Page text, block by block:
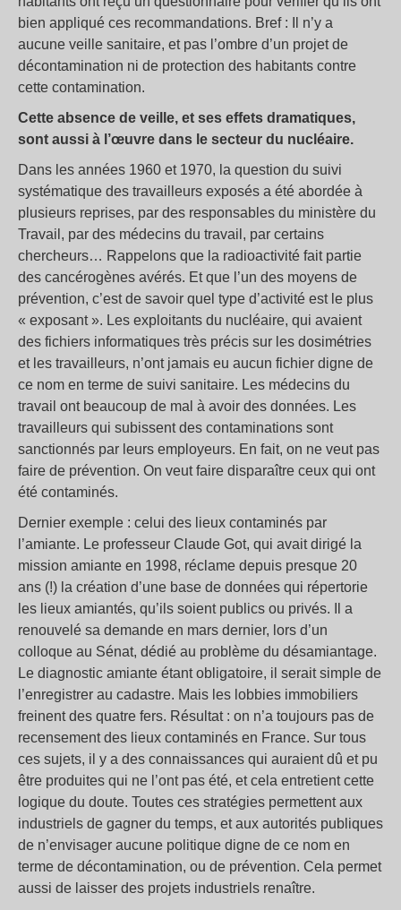
bien appliqué ces recommandations. Bref : Il n’y a
aucune veille sanitaire, et pas l’ombre d’un projet de
décontamination ni de protection des habitants contre
cette contamination.
Cette absence de veille, et ses effets dramatiques,
sont aussi à l’œuvre dans le secteur du nucléaire.
Dans les années 1960 et 1970, la question du suivi
systématique des travailleurs exposés a été abordée à
plusieurs reprises, par des responsables du ministère du
Travail, par des médecins du travail, par certains
chercheurs… Rappelons que la radioactivité fait partie
des cancérogènes avérés. Et que l’un des moyens de
prévention, c’est de savoir quel type d’activité est le plus
« exposant ». Les exploitants du nucléaire, qui avaient
des fichiers informatiques très précis sur les dosimétries
et les travailleurs, n’ont jamais eu aucun fichier digne de
ce nom en terme de suivi sanitaire. Les médecins du
travail ont beaucoup de mal à avoir des données. Les
travailleurs qui subissent des contaminations sont
sanctionnés par leurs employeurs. En fait, on ne veut pas
faire de prévention. On veut faire disparaître ceux qui ont
été contaminés.
Dernier exemple : celui des lieux contaminés par
l’amiante. Le professeur Claude Got, qui avait dirigé la
mission amiante en 1998, réclame depuis presque 20
ans (!) la création d’une base de données qui répertorie
les lieux amiantés, qu’ils soient publics ou privés. Il a
renouvelé sa demande en mars dernier, lors d’un
colloque au Sénat, dédié au problème du désamiantage.
Le diagnostic amiante étant obligatoire, il serait simple de
l’enregistrer au cadastre. Mais les lobbies immobiliers
freinent des quatre fers. Résultat : on n’a toujours pas de
recensement des lieux contaminés en France. Sur tous
ces sujets, il y a des connaissances qui auraient dû et pu
être produites qui ne l’ont pas été, et cela entretient cette
logique du doute. Toutes ces stratégies permettent aux
industriels de gagner du temps, et aux autorités publiques
de n’envisager aucune politique digne de ce nom en
terme de décontamination, ou de prévention. Cela permet
aussi de laisser des projets industriels renaître.